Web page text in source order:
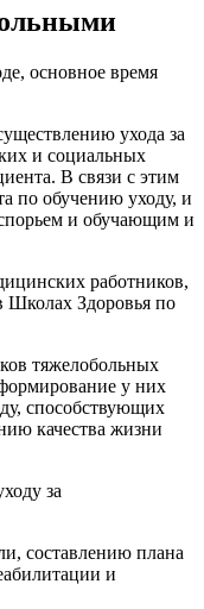
основное время
ухода за
и социальных
В связи с этим
по обучению уходу, и
и обучающим и
работников,
Школах Здоровья по
тяжелобольных
у них
способствующих
качества жизни
за
составлению плана
и